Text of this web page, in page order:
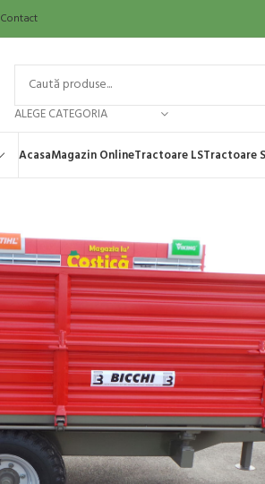
Contact
ALEGE CATEGORIA
AcasaMagazin OnlineTractoare LSTractoare